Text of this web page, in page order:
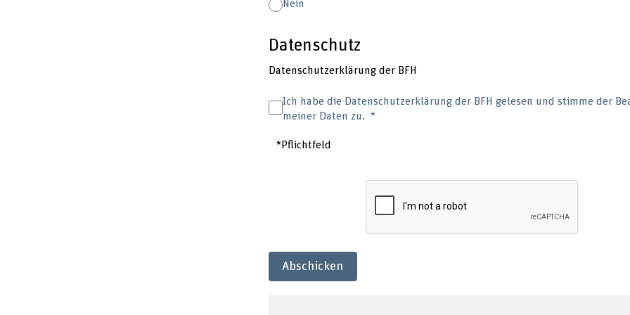
Nein
Datenschutz
Datenschutzerklärung der BFH
Ich habe die Datenschutzerklärung der BFH gelesen und stimme der
meiner Daten zu.
*Pflichtfeld
Abschicken